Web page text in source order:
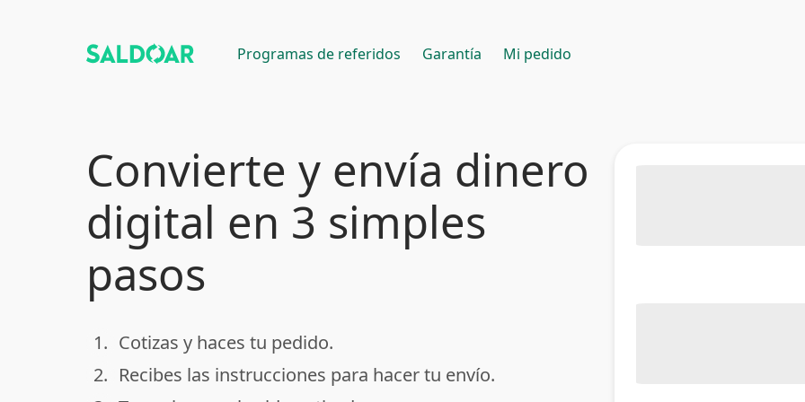
Programas de referidos Garantía Mi pedido
Convierte y envía dinero
digital en 3 simples
pasos
done
1. Cotizas y haces tu pedido.
done
2. Recibes las instrucciones para hacer tu envío.